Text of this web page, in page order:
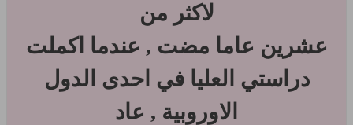
لاكثر من
عشرين عاما مضت , عندما اكملت
دراستي العليا في احدى الدول
الاوروبية , عاد